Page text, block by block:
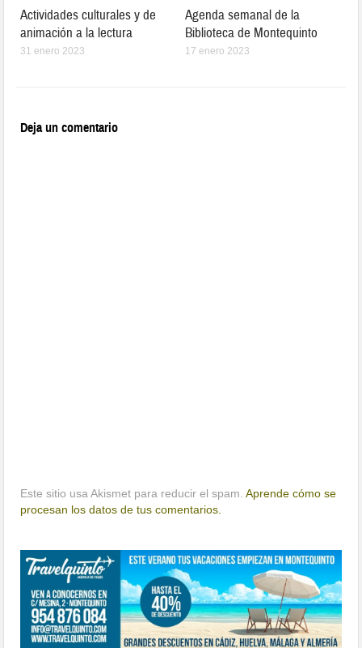
Actividades culturales y de
animación a la lectura
31 enero 2023
Agenda semanal de la
Biblioteca de Montequinto
17 enero 2023
Deja un comentario
Este sitio usa Akismet para reducir el spam.Aprende cómo se
procesan los datos de tus comentarios.